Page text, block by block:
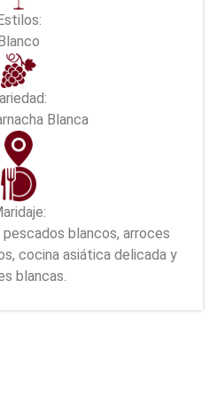
Estilos:
Blanco
Blanca
pescados blancos, arroces
cocina asiática delicada y
blancas.